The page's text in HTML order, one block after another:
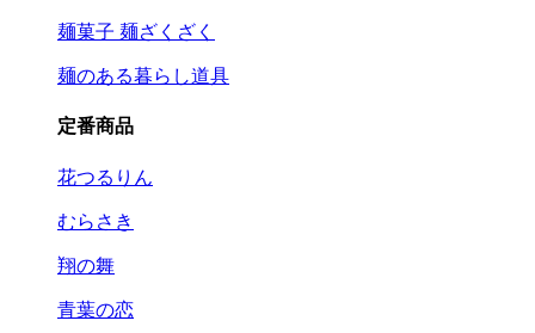
麺菓子 麺ざくざく
麺のある暮らし道具
定番商品
花つるりん
むらさき
翔の舞
青葉の恋